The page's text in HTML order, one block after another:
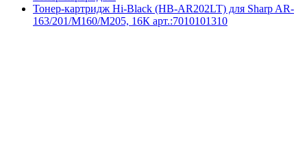
Тонер-картридж Hi-Black (HB-AR202LT) для Sharp AR-
163/201/M160/M205, 16К арт.:7010101310